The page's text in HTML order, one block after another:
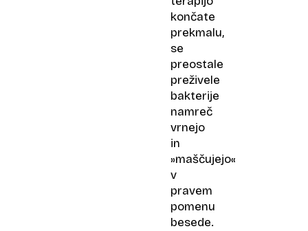
končate
prekmalu,
se
preostale
preživele
bakterije
namreč
vrnejo
in
»maščujejo«
v
pravem
pomenu
besede.